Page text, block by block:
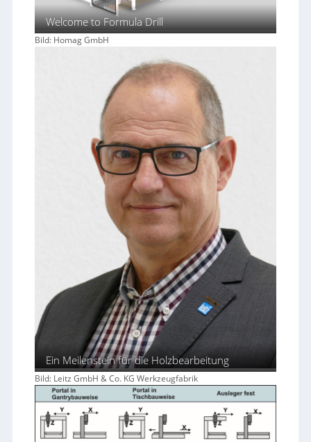
Welcome to Formula Drill
Bild: Homag GmbH
Ein Meilenstein für die Holzbearbeitung
Bild: Leitz GmbH & Co. KG Werkzeugfabrik